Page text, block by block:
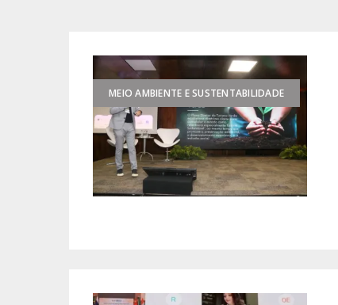
MEIO AMBIENTE E SUSTENTABILIDADE